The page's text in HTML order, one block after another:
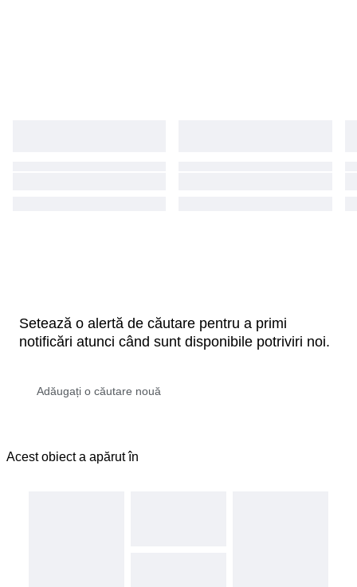
Setează o alertă de căutare pentru a primi
notificări atunci când sunt disponibile potriviri noi.
Acest obiect a apărut în